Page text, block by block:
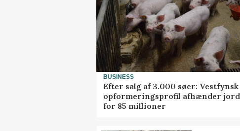
BUSINESS
Efter salg af 3.000 søer: Vestfynsk
opformeringsprofil afhænder jord
for 85 millioner